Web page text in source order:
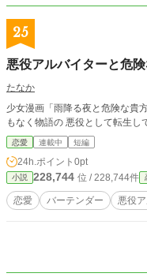
25
悪役アルバイターと危
たなか
少女漫画「雨降る夜と危険な貴
もなく物語の 悪役として転生し
恋愛 連載中 短編
24h.ポイント 0pt
小説 228,744 位 / 228,744件
恋愛 バーテンダー 悪役